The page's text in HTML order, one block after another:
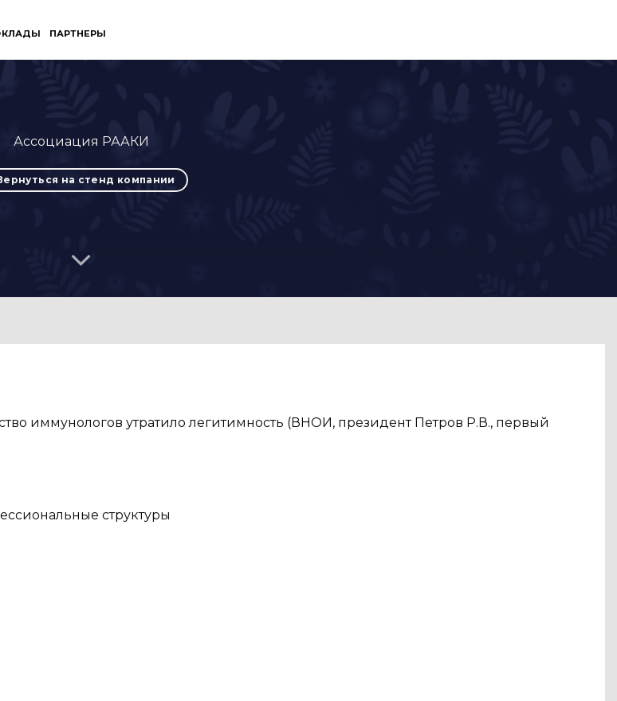
ПАРТНЕРЫ
Ассоциация РААКИ
на стенд компании
иммунологов утратило легитимность (ВНОИ, президент Петров Р.В., первый
структуры